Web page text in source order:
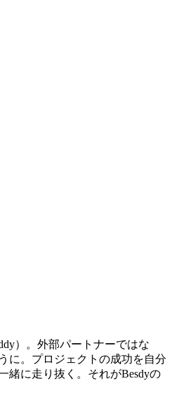
）。外部パートナーではな
に。プロジェクトの成功を自分
緒に走り抜く。それがBesdyの